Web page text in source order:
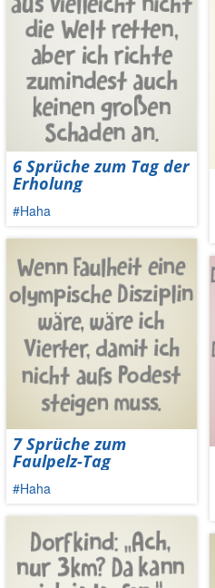
6 Sprüche zum Tag der
Erholung
#Haha
7 Sprüche zum
Faulpelz-Tag
#Haha